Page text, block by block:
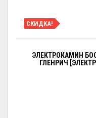
СКИДКА!
ЭЛЕКТРОКАМИН
ГЛЕНРИЧ